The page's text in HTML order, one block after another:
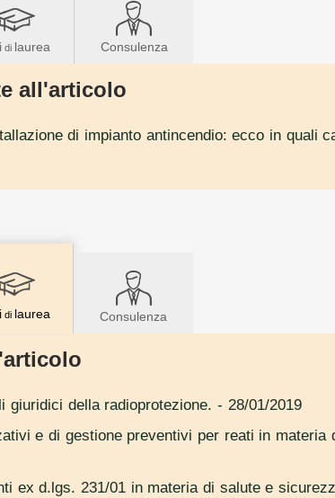
di laurea Consulenza
all'articolo
di impianto antincendio: ecco in quali
di laurea Consulenza
giuridici della radioprotezione. - 28/01/2019
e di gestione preventivi per reati in
ex d.lgs. 231/01 in materia di salute e